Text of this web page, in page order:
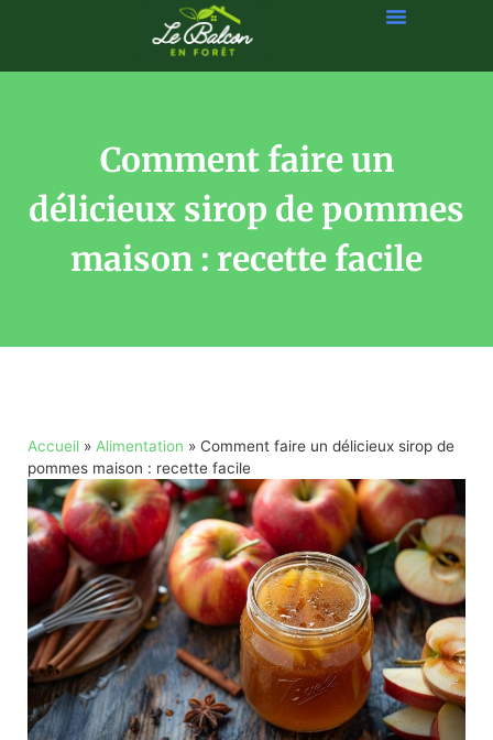
Comment faire un
délicieux sirop de pommes
maison : recette facile
Accueil » Alimentation » Comment faire un délicieux sirop de
pommes maison : recette facile